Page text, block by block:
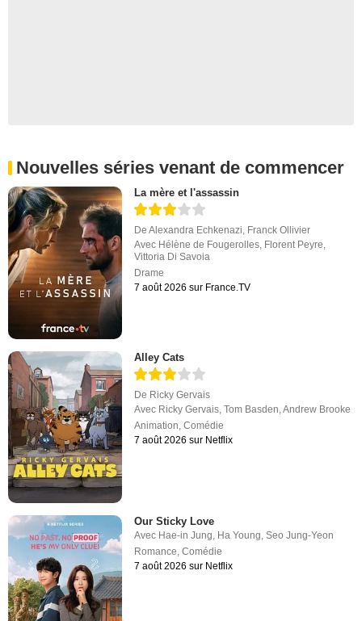
Nouvelles séries venant de commencer
La mère et l'assassin
DeAlexandra Echkenazi, Franck Ollivier
Avec Hélène de Fougerolles, Florent Peyre,
Vittoria Di Savoia
Drame
7 août 2026 sur France.TV
Alley Cats
De Ricky Gervais
Avec Ricky Gervais ,Tom Basden ,Andrew Brooke
Animation ,Comédie
7 août 2026 sur Netflix
Our Sticky Love
Avec Hae-in Jung, Ha Young,Seo Jung-Yeon
Romance,Comédie
7 août 2026 sur Netflix